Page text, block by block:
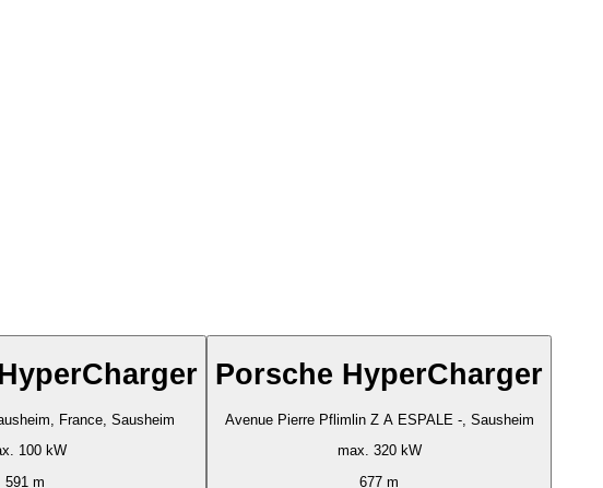
France, Sausheim
100 kW
591 m
Porsche HyperCharger
Avenue Pierre Pflimlin Z A ESPALE -, Sausheim
max. 320 kW
677 m